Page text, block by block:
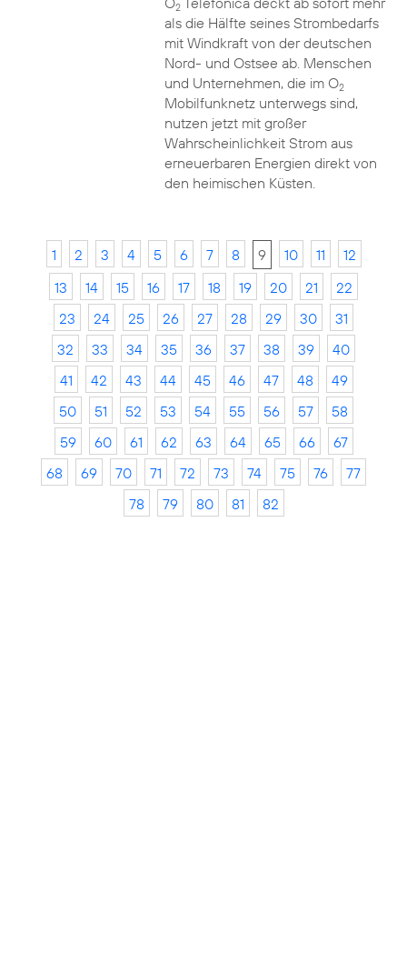
2
als die Hälfte seines Strombedarfs
mit Windkraft von der deutschen
Nord- und Ostsee ab. Menschen
und Unternehmen, die im O2
Mobilfunknetz unterwegs sind,
nutzen jetzt mit großer
Wahrscheinlichkeit Strom aus
erneuerbaren Energien direkt von
den heimischen Küsten.
1 2 3 4 5 6 7 8 9 10 11
12
13
14 15 16 17 18 19 20 21
22
23
24 25 26 27 28 29 30
31
32
33 34 35 36 37 38 39
40
41
42 43 44 45 46 47 48
49
50
51 52 53 54 55 56 57
58
59
60 61 62 63 64 65 66
67
68
69 70 71 72 73 74 75 76
77
78
79 80 81 82